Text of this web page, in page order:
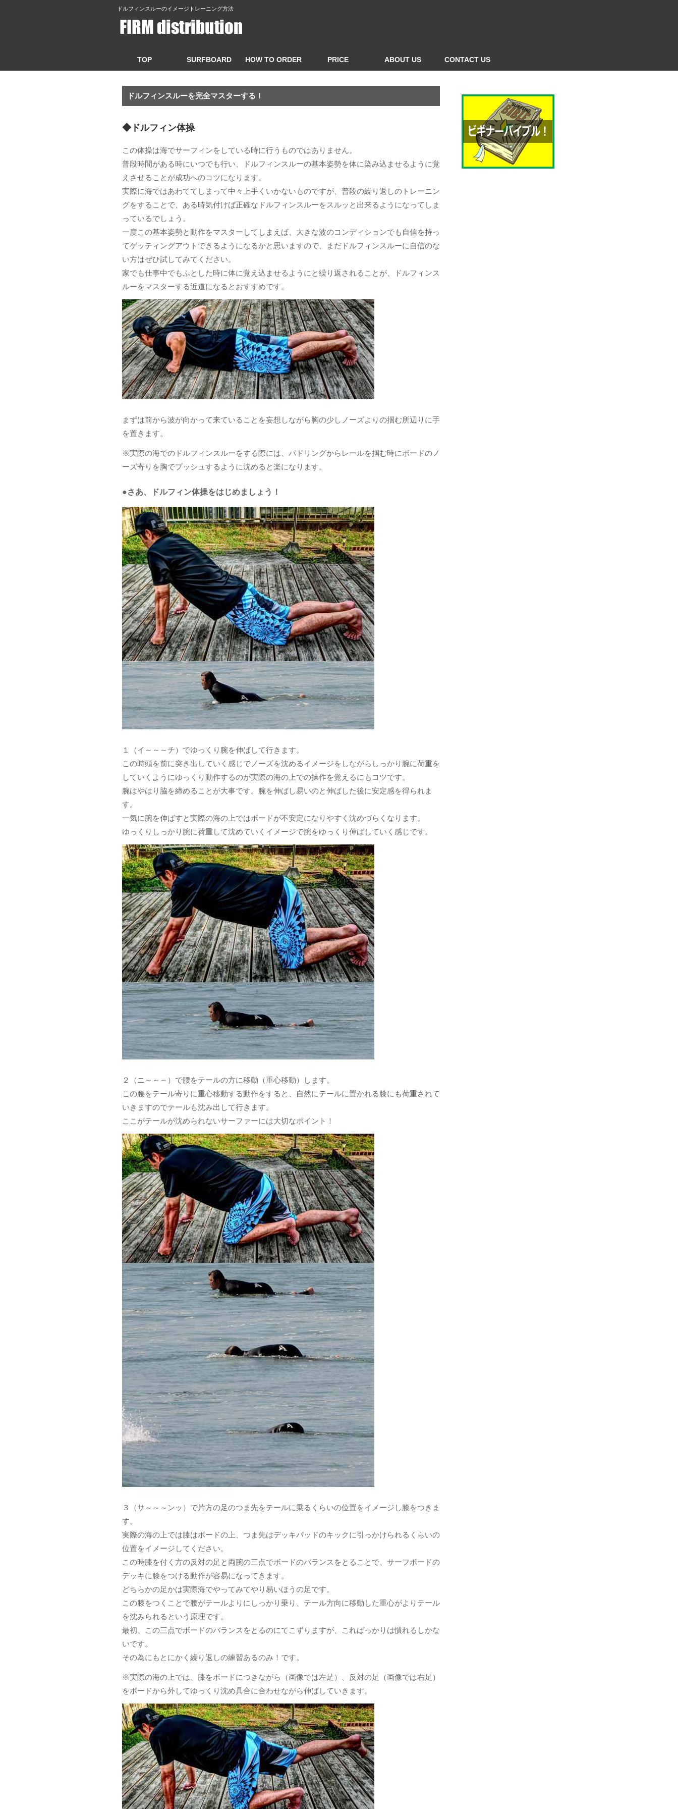
ドルフィンスルーのイメージトレーニング方法
ドルフィンスルーを完全マスターする！
◆ドルフィン体操
この体操は海でサーフィンをしている時に行うものではありません。
普段時間がある時にいつでも行い、ドルフィンスルーの基本姿勢を体に染み込ませるように覚
えさせることが成功へのコツになります。
実際に海ではあわててしまって中々上手くいかないものですが、普段の繰り返しのトレーニン
グをすることで、ある時気付けば正確なドルフィンスルーをスルッと出来るようになってしま
っているでしょう。
一度この基本姿勢と動作をマスターしてしまえば、大きな波のコンディションでも自信を持っ
てゲッティングアウトできるようになるかと思いますので、まだドルフィンスルーに自信のな
い方はぜひ試してみてください。
家でも仕事中でもふとした時に体に覚え込ませるようにと繰り返されることが、ドルフィンス
ルーをマスターする近道になるとおすすめです。
まずは前から波が向かって来ていることを妄想しながら胸の少しノーズよりの掴む所辺りに手
を置きます。
※実際の海でのドルフィンスルーをする際には、パドリングからレールを掴む時にボードのノ
ーズ寄りを胸でプッシュするように沈めると楽になります。
●さあ、ドルフィン体操をはじめましょう！
１（イ～～～チ）でゆっくり腕を伸ばして行きます。
この時頭を前に突き出していく感じでノーズを沈めるイメージをしながらしっかり腕に荷重を
していくようにゆっくり動作するのが実際の海の上での操作を覚えるにもコツです。
腕はやはり脇を締めることが大事です。腕を伸ばし易いのと伸ばした後に安定感を得られま
す。
一気に腕を伸ばすと実際の海の上ではボードが不安定になりやすく沈めづらくなります。
ゆっくりしっかり腕に荷重して沈めていくイメージで腕をゆっくり伸ばしていく感じです。
２（ニ～～～）で腰をテールの方に移動（重心移動）します。
この腰をテール寄りに重心移動する動作をすると、自然にテールに置かれる膝にも荷重されて
いきますのでテールも沈み出して行きます。
ここがテールが沈められないサーファーには大切なポイント！
３（サ～～～ンッ）で片方の足のつま先をテールに乗るくらいの位置をイメージし膝をつきま
す。
実際の海の上では膝はボードの上、つま先はデッキパッドのキックに引っかけられるくらいの
位置をイメージしてください。
この時膝を付く方の反対の足と両腕の三点でボードのバランスをとることで、サーフボードの
デッキに膝をつける動作が容易になってきます。
どちらかの足かは実際海でやってみてやり易いほうの足です。
この膝をつくことで腰がテールよりにしっかり乗り、テール方向に移動した重心がよりテール
を沈みられるという原理です。
最初、この三点でボードのバランスをとるのにてこずりますが、こればっかりは慣れるしかな
いです。
その為にもとにかく繰り返しの練習あるのみ！です。
※実際の海の上では、膝をボードにつきながら（画像では左足）、反対の足（画像では右足）
をボードから外してゆっくり沈め具合に合わせながら伸ばしていきます。
TOP SURFBOARD HOW TO ORDER PRICE ABOUT US CONTACT US